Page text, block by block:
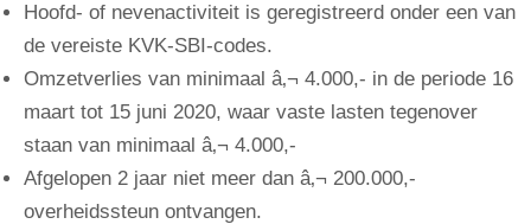
Hoofd- of nevenactiviteit is geregistreerd onder een van
de vereiste KVK-SBI-codes.
Omzetverlies van minimaal â‚¬ 4.000,- in de periode 16
maart tot 15 juni 2020, waar vaste lasten tegenover
staan van minimaal â‚¬ 4.000,-
Afgelopen 2 jaar niet meer dan â‚¬ 200.000,-
overheidssteun ontvangen.